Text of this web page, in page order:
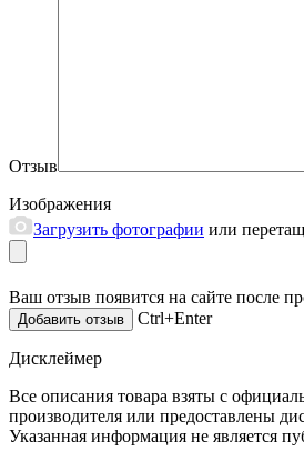
Отзыв
Изображения
Загрузить фотографии или
Ваш отзыв появится на сайте после
Ctrl+Enter
Дисклеймер
Все описания товара взяты с
производителя или предоставлены
Указанная информация не является